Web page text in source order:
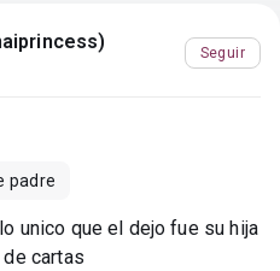
Seguir
padre
unico que el dejo fue su hija
cartas